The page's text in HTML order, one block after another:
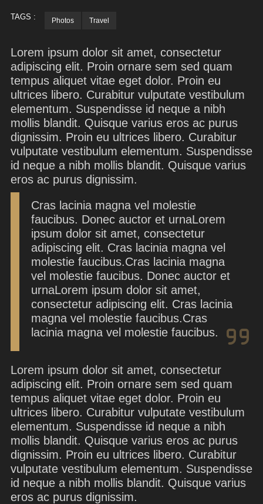
TAGS : Photos Travel
Lorem ipsum dolor sit amet, consectetur
adipiscing elit. Proin ornare sem sed quam
tempus aliquet vitae eget dolor. Proin eu
ultrices libero. Curabitur vulputate vestibulum
elementum. Suspendisse id neque a nibh
mollis blandit. Quisque varius eros ac purus
dignissim. Proin eu ultrices libero. Curabitur
vulputate vestibulum elementum. Suspendisse
id neque a nibh mollis blandit. Quisque varius
eros ac purus dignissim.
Cras lacinia magna vel molestie
faucibus. Donec auctor et urnaLorem
ipsum dolor sit amet, consectetur
adipiscing elit. Cras lacinia magna vel
molestie faucibus.Cras lacinia magna
vel molestie faucibus. Donec auctor et
urnaLorem ipsum dolor sit amet,
consectetur adipiscing elit. Cras lacinia
magna vel molestie faucibus.Cras
lacinia magna vel molestie faucibus.
Lorem ipsum dolor sit amet, consectetur
adipiscing elit. Proin ornare sem sed quam
tempus aliquet vitae eget dolor. Proin eu
ultrices libero. Curabitur vulputate vestibulum
elementum. Suspendisse id neque a nibh
mollis blandit. Quisque varius eros ac purus
dignissim. Proin eu ultrices libero. Curabitur
vulputate vestibulum elementum. Suspendisse
id neque a nibh mollis blandit. Quisque varius
eros ac purus dignissim.